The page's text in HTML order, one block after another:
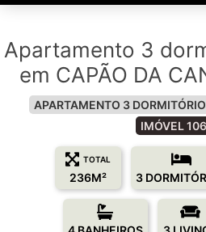
Apartamento 3
em CAPÃO DA
APARTAMENTO 3
IMÓVEL
TOTAL
236M² 3